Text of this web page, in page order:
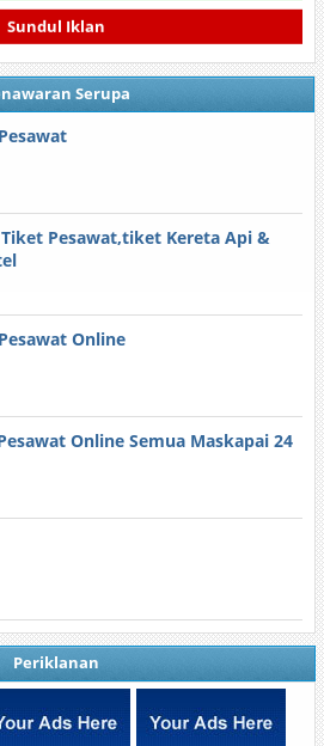
Sundul Iklan
Serupa
Pesawat,tiket Kereta Api &
Online
Online Semua Maskapai 24
Periklanan